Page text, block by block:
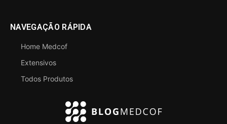
NAVEGAÇÃO RÁPIDA
Home Medcof
Extensivos
Todos Produtos